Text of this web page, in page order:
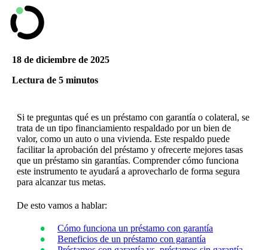
18 de diciembre de 2025
Lectura de 5 minutos
Si te preguntas qué es un préstamo con garantía o colateral, se
trata de un tipo financiamiento respaldado por un bien de
valor, como un auto o una vivienda. Este respaldo puede
facilitar la aprobación del préstamo y ofrecerte mejores tasas
que un préstamo sin garantías. Comprender cómo funciona
este instrumento te ayudará a aprovecharlo de forma segura
para alcanzar tus metas.
De esto vamos a hablar:
Cómo funciona un préstamo con garantía
Beneficios de un préstamo con garantía